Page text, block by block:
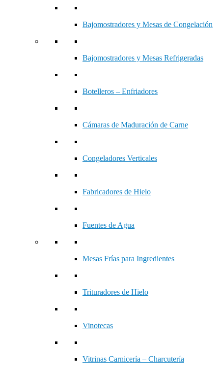
Bajomostradores y Mesas de Congelación
Bajomostradores y Mesas Refrigeradas
Botelleros – Enfriadores
Cámaras de Maduración de Carne
Congeladores Verticales
Fabricadores de Hielo
Fuentes de Agua
Mesas Frías para Ingredientes
Trituradores de Hielo
Vinotecas
Vitrinas Carnicería – Charcutería